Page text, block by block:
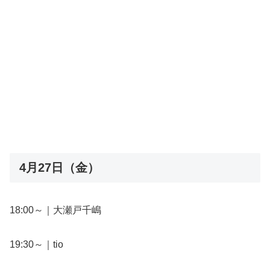
4月27日（金）
18:00～｜大瀬戸千嶋
19:30～｜tio